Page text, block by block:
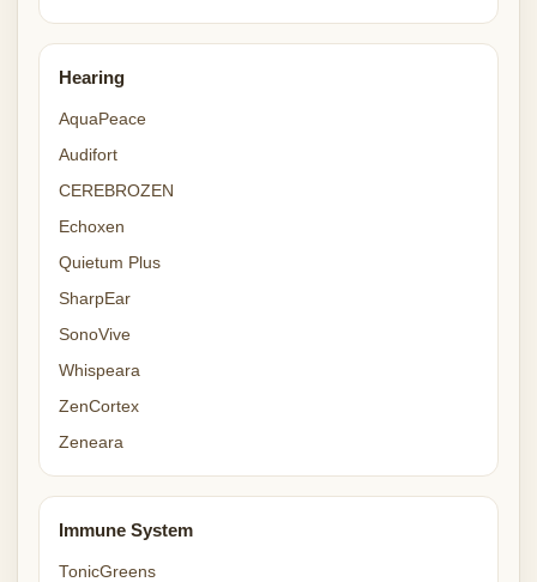
Hearing
AquaPeace
Audifort
CEREBROZEN
Echoxen
Quietum Plus
SharpEar
SonoVive
Whispeara
ZenCortex
Zeneara
Immune System
TonicGreens